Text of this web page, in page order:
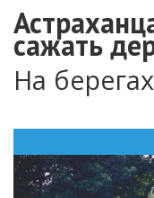
сажать
На